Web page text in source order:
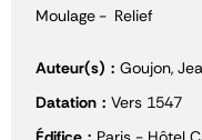
Moulage Relief
Auteur(s)
Goujon,
Datation
Vers 1547